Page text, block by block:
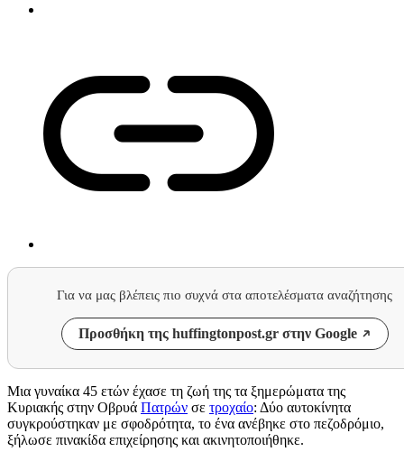
Για να μας βλέπεις πιο συχνά στα αποτελέσματα αναζήτησης
Προσθήκη της huffingtonpost.gr στην Google
Μια γυναίκα 45 ετών έχασε τη ζωή της τα ξημερώματα της
Κυριακής στην Οβρυά Πατρών σε τροχαίο: Δύο αυτοκίνητα
συγκρούστηκαν με σφοδρότητα, το ένα ανέβηκε στο πεζοδρόμιο,
ξήλωσε πινακίδα επιχείρησης και ακινητοποιήθηκε.